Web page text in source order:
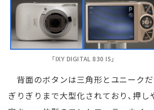
「IXY DIGITAL 830 IS」
背面のボタンは三角形とユニークだ
ぎりぎりまで大型化されており、押し